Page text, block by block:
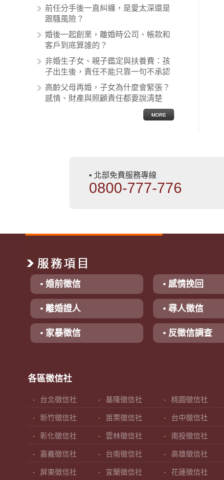
案例中最後都走向訴訟流程，我們如
果不幸遇到相關醫療糾紛時究竟該怎
麼處理呢？醫療糾紛相關的內容其實
非常多，有些案例…
前任分手後一直糾纏，是愛太深還是
跟騷風險？
婚後一起創業，離婚時公司、帳款和
客戶到底算誰的？
非婚生子女、親子鑑定與扶養費：孩
子出生後，責任不能只靠一句不承認
高齡父母再婚，子女為什麼會緊張？
感情、財產與照顧責任都要說清楚
▪ 北部免費服務專線
0800-777-776
▪ 婚前徵信 ▪ 感情挽回
▪ 離婚證人 ▪ 尋人徵信
▪ 家暴徵信 ▪ 反徵信調查
各區徵信社
台北徵信社 基隆徵信社 桃園徵信社
新竹徵信社 苗栗徵信社 台中徵信社
彰化徵信社 雲林徵信社 南投徵信社
嘉義徵信社 台南徵信社 高雄徵信社
屏東徵信社 宜蘭徵信社 花蓮徵信社